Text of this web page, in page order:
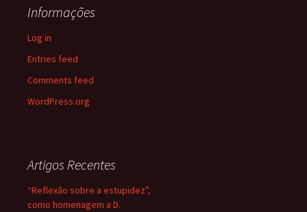
Informações
Log in
Entries feed
Comments feed
WordPress.org
Artigos Recentes
“Reflexão sobre a estupidez”,
como homenagem a D.